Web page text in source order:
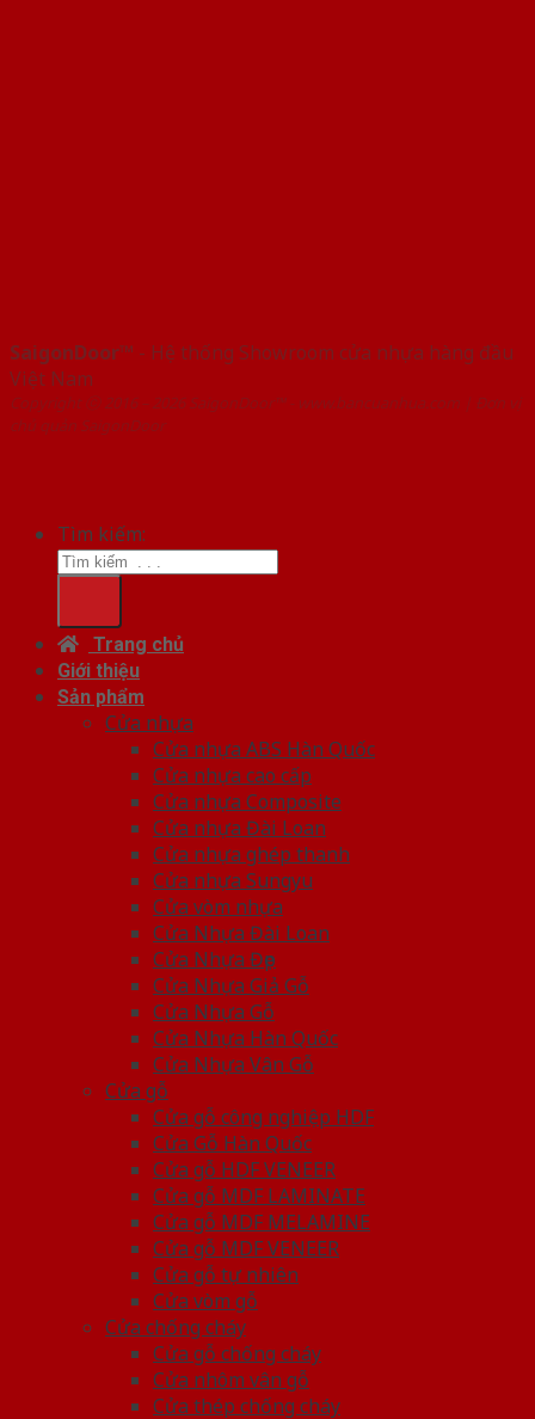
SaigonDoor™ - Hệ thống Showroom cửa nhựa hàng đầu
Việt Nam
Copyright ⓒ 2016 – 2026 SaigonDoor™ - www.bancuanhua.com | Đơn vị
chủ quản SaigonDoor
Tìm kiếm:
Trang chủ
Giới thiệu
Sản phẩm
Cửa nhựa
Cửa nhựa ABS Hàn Quốc
Cửa nhựa cao cấp
Cửa nhựa Composite
Cửa nhựa Đài Loan
Cửa nhựa ghép thanh
Cửa nhựa Sungyu
Cửa vòm nhựa
Cửa Nhựa Đài Loan
Cửa Nhựa Đẹp
Cửa Nhựa Giả Gỗ
Cửa Nhựa Gỗ
Cửa Nhựa Hàn Quốc
Cửa Nhựa Vân Gỗ
Cửa gỗ
Cửa gỗ công nghiệp HDF
Cửa Gỗ Hàn Quốc
Cửa gỗ HDF VENEER
Cửa gỗ MDF LAMINATE
Cửa gỗ MDF MELAMINE
Cửa gỗ MDF VENEER
Cửa gỗ tự nhiên
Cửa vòm gỗ
Cửa chống cháy
Cửa gỗ chống cháy
Cửa nhôm vân gỗ
Cửa thép chống cháy